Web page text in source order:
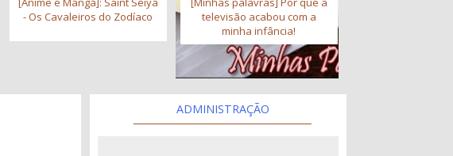
- Os Cavaleiros do Zodíaco
televisão acabou com a
minha infância!
ADMINISTRAÇÃO